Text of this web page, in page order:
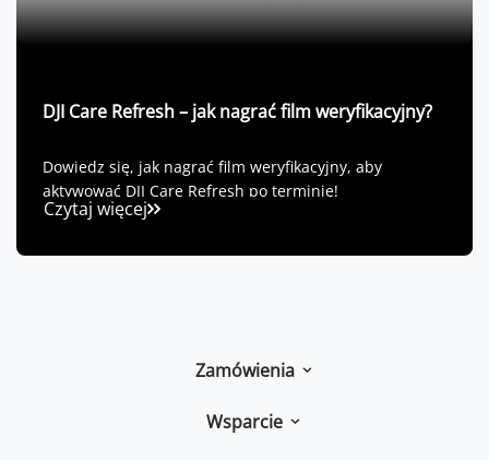
DJI Care Refresh – jak nagrać film weryfikacyjny?
Dowiedz się, jak nagrać film weryfikacyjny, aby
aktywować DJI Care Refresh po terminie!
Czytaj więcej
Zamówienia
Wsparcie